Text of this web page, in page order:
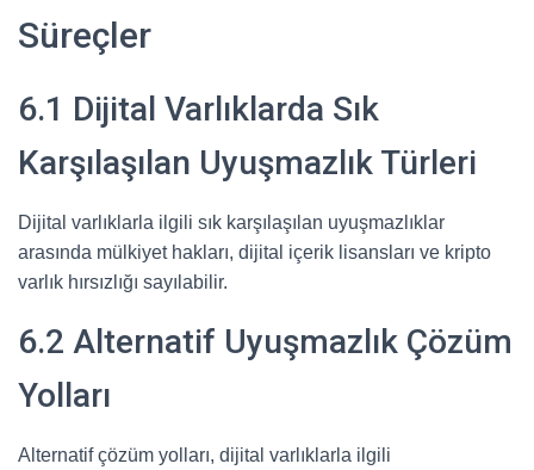
Süreçler
6.1 Dijital Varlıklarda Sık
Karşılaşılan Uyuşmazlık Türleri
Dijital varlıklarla ilgili sık karşılaşılan uyuşmazlıklar
arasında mülkiyet hakları, dijital içerik lisansları ve kripto
varlık hırsızlığı sayılabilir.
6.2 Alternatif Uyuşmazlık Çözüm
Yolları
Alternatif çözüm yolları, dijital varlıklarla ilgili